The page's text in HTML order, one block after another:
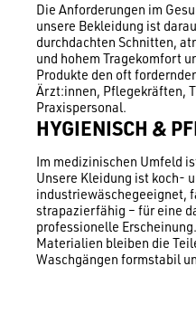
Die Anforderungen im
unsere Bekleidung ist
durchdachten Schnitten,
und hohem Tragekomfort
Produkte den oft
Ärzt:innen, Pflegekräften,
Praxispersonal.
HYGIENISCH &
Im medizinischen Umfeld
Unsere Kleidung ist koch-
industriewäschegeeignet,
strapazierfähig – für eine
professionelle
Materialien bleiben die
Waschgängen formstabil